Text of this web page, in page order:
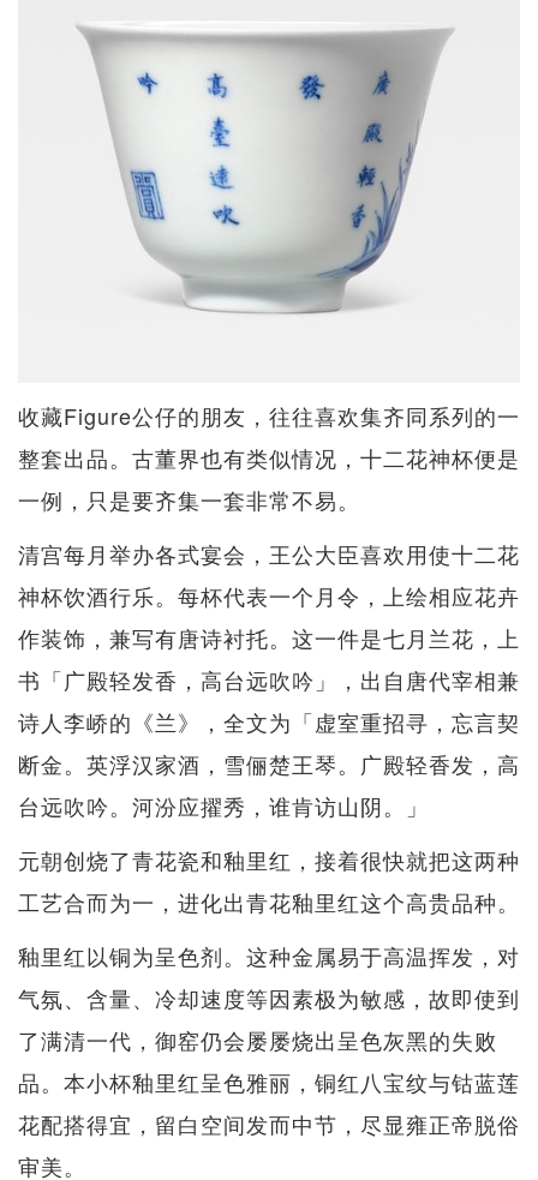
收藏Figure公仔的朋友，往往喜欢集齐同系列的一
整套出品。古董界也有类似情况，十二花神杯便是
一例，只是要齐集一套非常不易。
清宫每月举办各式宴会，王公大臣喜欢用使十二花
神杯饮酒行乐。每杯代表一个月令，上绘相应花卉
作装饰，兼写有唐诗衬托。这一件是七月兰花，上
书「广殿轻发香，高台远吹吟」，出自唐代宰相兼
诗人李峤的《兰》，全文为「虚室重招寻，忘言契
断金。英浮汉家酒，雪俪楚王琴。广殿轻香发，高
台远吹吟。河汾应擢秀，谁肯访山阴。」
元朝创烧了青花瓷和釉里红，接着很快就把这两种
工艺合而为一，进化出青花釉里红这个高贵品种。
釉里红以铜为呈色剂。这种金属易于高温挥发，对
气氛、含量、冷却速度等因素极为敏感，故即使到
了满清一代，御窑仍会屡屡烧出呈色灰黑的失败
品。本小杯釉里红呈色雅丽，铜红八宝纹与钴蓝莲
花配搭得宜，留白空间发而中节，尽显雍正帝脱俗
审美。